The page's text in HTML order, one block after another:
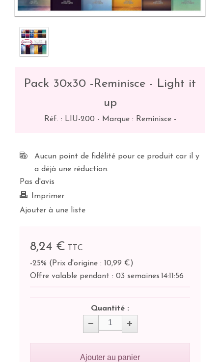
Pack 30x30 -Reminisce - Light it
up
Réf. : LIU-200 - Marque : Reminisce -
Aucun point de fidélité pour ce produit car il y
a déjà une réduction.
Pas d'avis
Imprimer
Ajouter à une liste
8,24 €
TTC
-25% ( Prix d'origine : 10,99 €)
Offre valable pendant : 03 semaines 14:11:55
Quantité :
Ajouter au panier